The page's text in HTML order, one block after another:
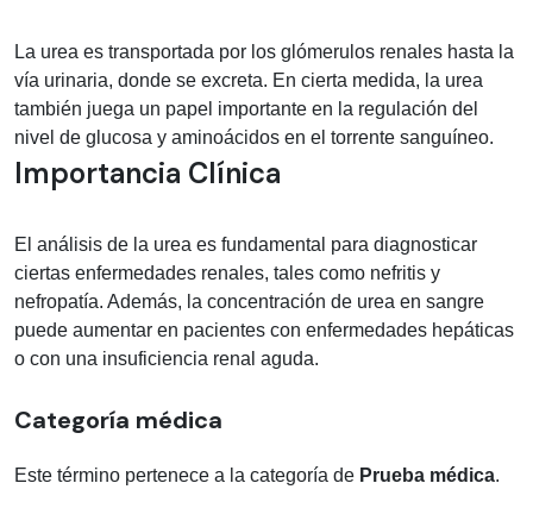
La urea es transportada por los glómerulos renales hasta la
vía urinaria, donde se excreta. En cierta medida, la urea
también juega un papel importante en la regulación del
nivel de glucosa y aminoácidos en el torrente sanguíneo.
Importancia Clínica
El análisis de la urea es fundamental para diagnosticar
ciertas enfermedades renales, tales como nefritis y
nefropatía. Además, la concentración de urea en sangre
puede aumentar en pacientes con enfermedades hepáticas
o con una insuficiencia renal aguda.
Categoría médica
Este término pertenece a la categoría de Prueba médica.